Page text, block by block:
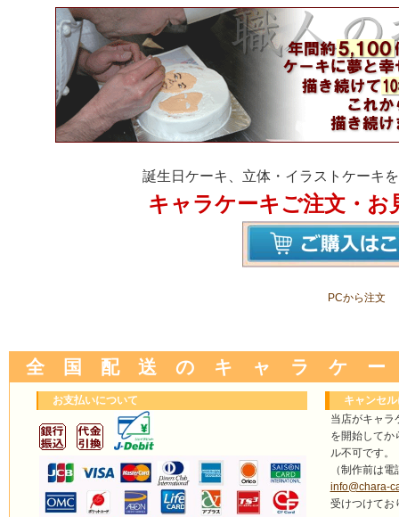
誕生日ケーキ、立体・イラストケーキ
キャラケーキご注文・お
PCから注文
全 国 配 送 の キ ャ ラ ケ
お支払いについて
キャンセル
当店がキャラ
を開始してか
ル不可です。
（制作前は
info@chara-
受けつけてお